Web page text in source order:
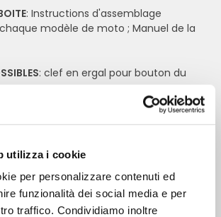
utilizza i cookie
per personalizzare contenuti ed
funzionalità dei social media e per
traffico. Condividiamo inoltre
: Instructions d'assemblage
modèle de moto ; Manuel de la
: clef en ergal pour bouton du
les champs pour
informations